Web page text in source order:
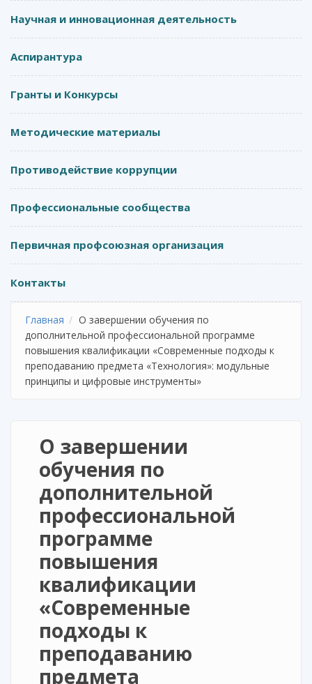
Научная и инновационная деятельность
Аспирантура
Гранты и Конкурсы
Методические материалы
Противодействие коррупции
Профессиональные сообщества
Первичная профсоюзная организация
Контакты
Главная
О завершении обучения по
дополнительной профессиональной программе
повышения квалификации «Современные подходы к
преподаванию предмета «Технология»: модульные
принципы и цифровые инструменты»
О завершении
обучения по
дополнительной
профессиональной
программе
повышения
квалификации
«Современные
подходы к
преподаванию
предмета